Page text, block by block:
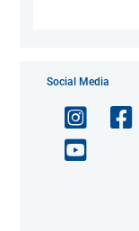
Social Media